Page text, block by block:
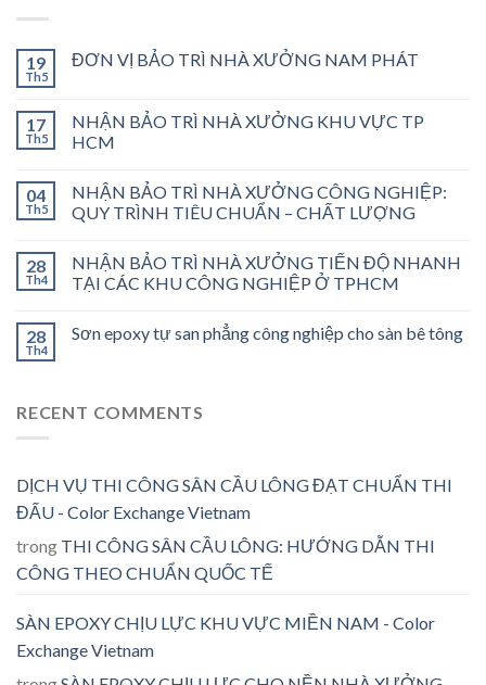
19
Th5
ĐƠN VỊ BẢO TRÌ NHÀ XƯỞNG NAM PHÁT
17
Th5
NHẬN BẢO TRÌ NHÀ XƯỞNG KHU VỰC TP
HCM
04
Th5
NHẬN BẢO TRÌ NHÀ XƯỞNG CÔNG NGHIỆP:
QUY TRÌNH TIÊU CHUẨN – CHẤT LƯỢNG
28
Th4
NHẬN BẢO TRÌ NHÀ XƯỞNG TIẾN ĐỘ NHANH
TẠI CÁC KHU CÔNG NGHIỆP Ở TPHCM
28
Th4
Sơn epoxy tự san phẳng công nghiệp cho sàn bê tông
RECENT COMMENTS
DỊCH VỤ THI CÔNG SÂN CẦU LÔNG ĐẠT CHUẨN THI
ĐẤU - Color Exchange Vietnam
trong THI CÔNG SÂN CẦU LÔNG: HƯỚNG DẪN THI
CÔNG THEO CHUẨN QUỐC TẾ
SÀN EPOXY CHỊU LỰC KHU VỰC MIỀN NAM - Color
Exchange Vietnam